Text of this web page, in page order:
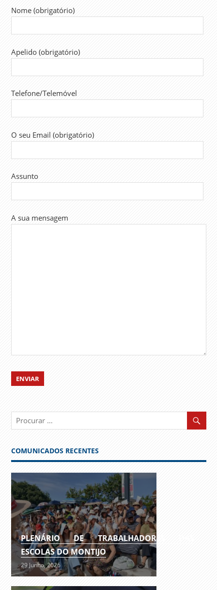
Nome (obrigatório)
Apelido (obrigatório)
Telefone/Telemóvel
O seu Email (obrigatório)
Assunto
A sua mensagem
COMUNICADOS RECENTES
PLENÁRIO DE TRABALHADORES DAS
ESCOLAS DO MONTIJO
29 Junho, 2026